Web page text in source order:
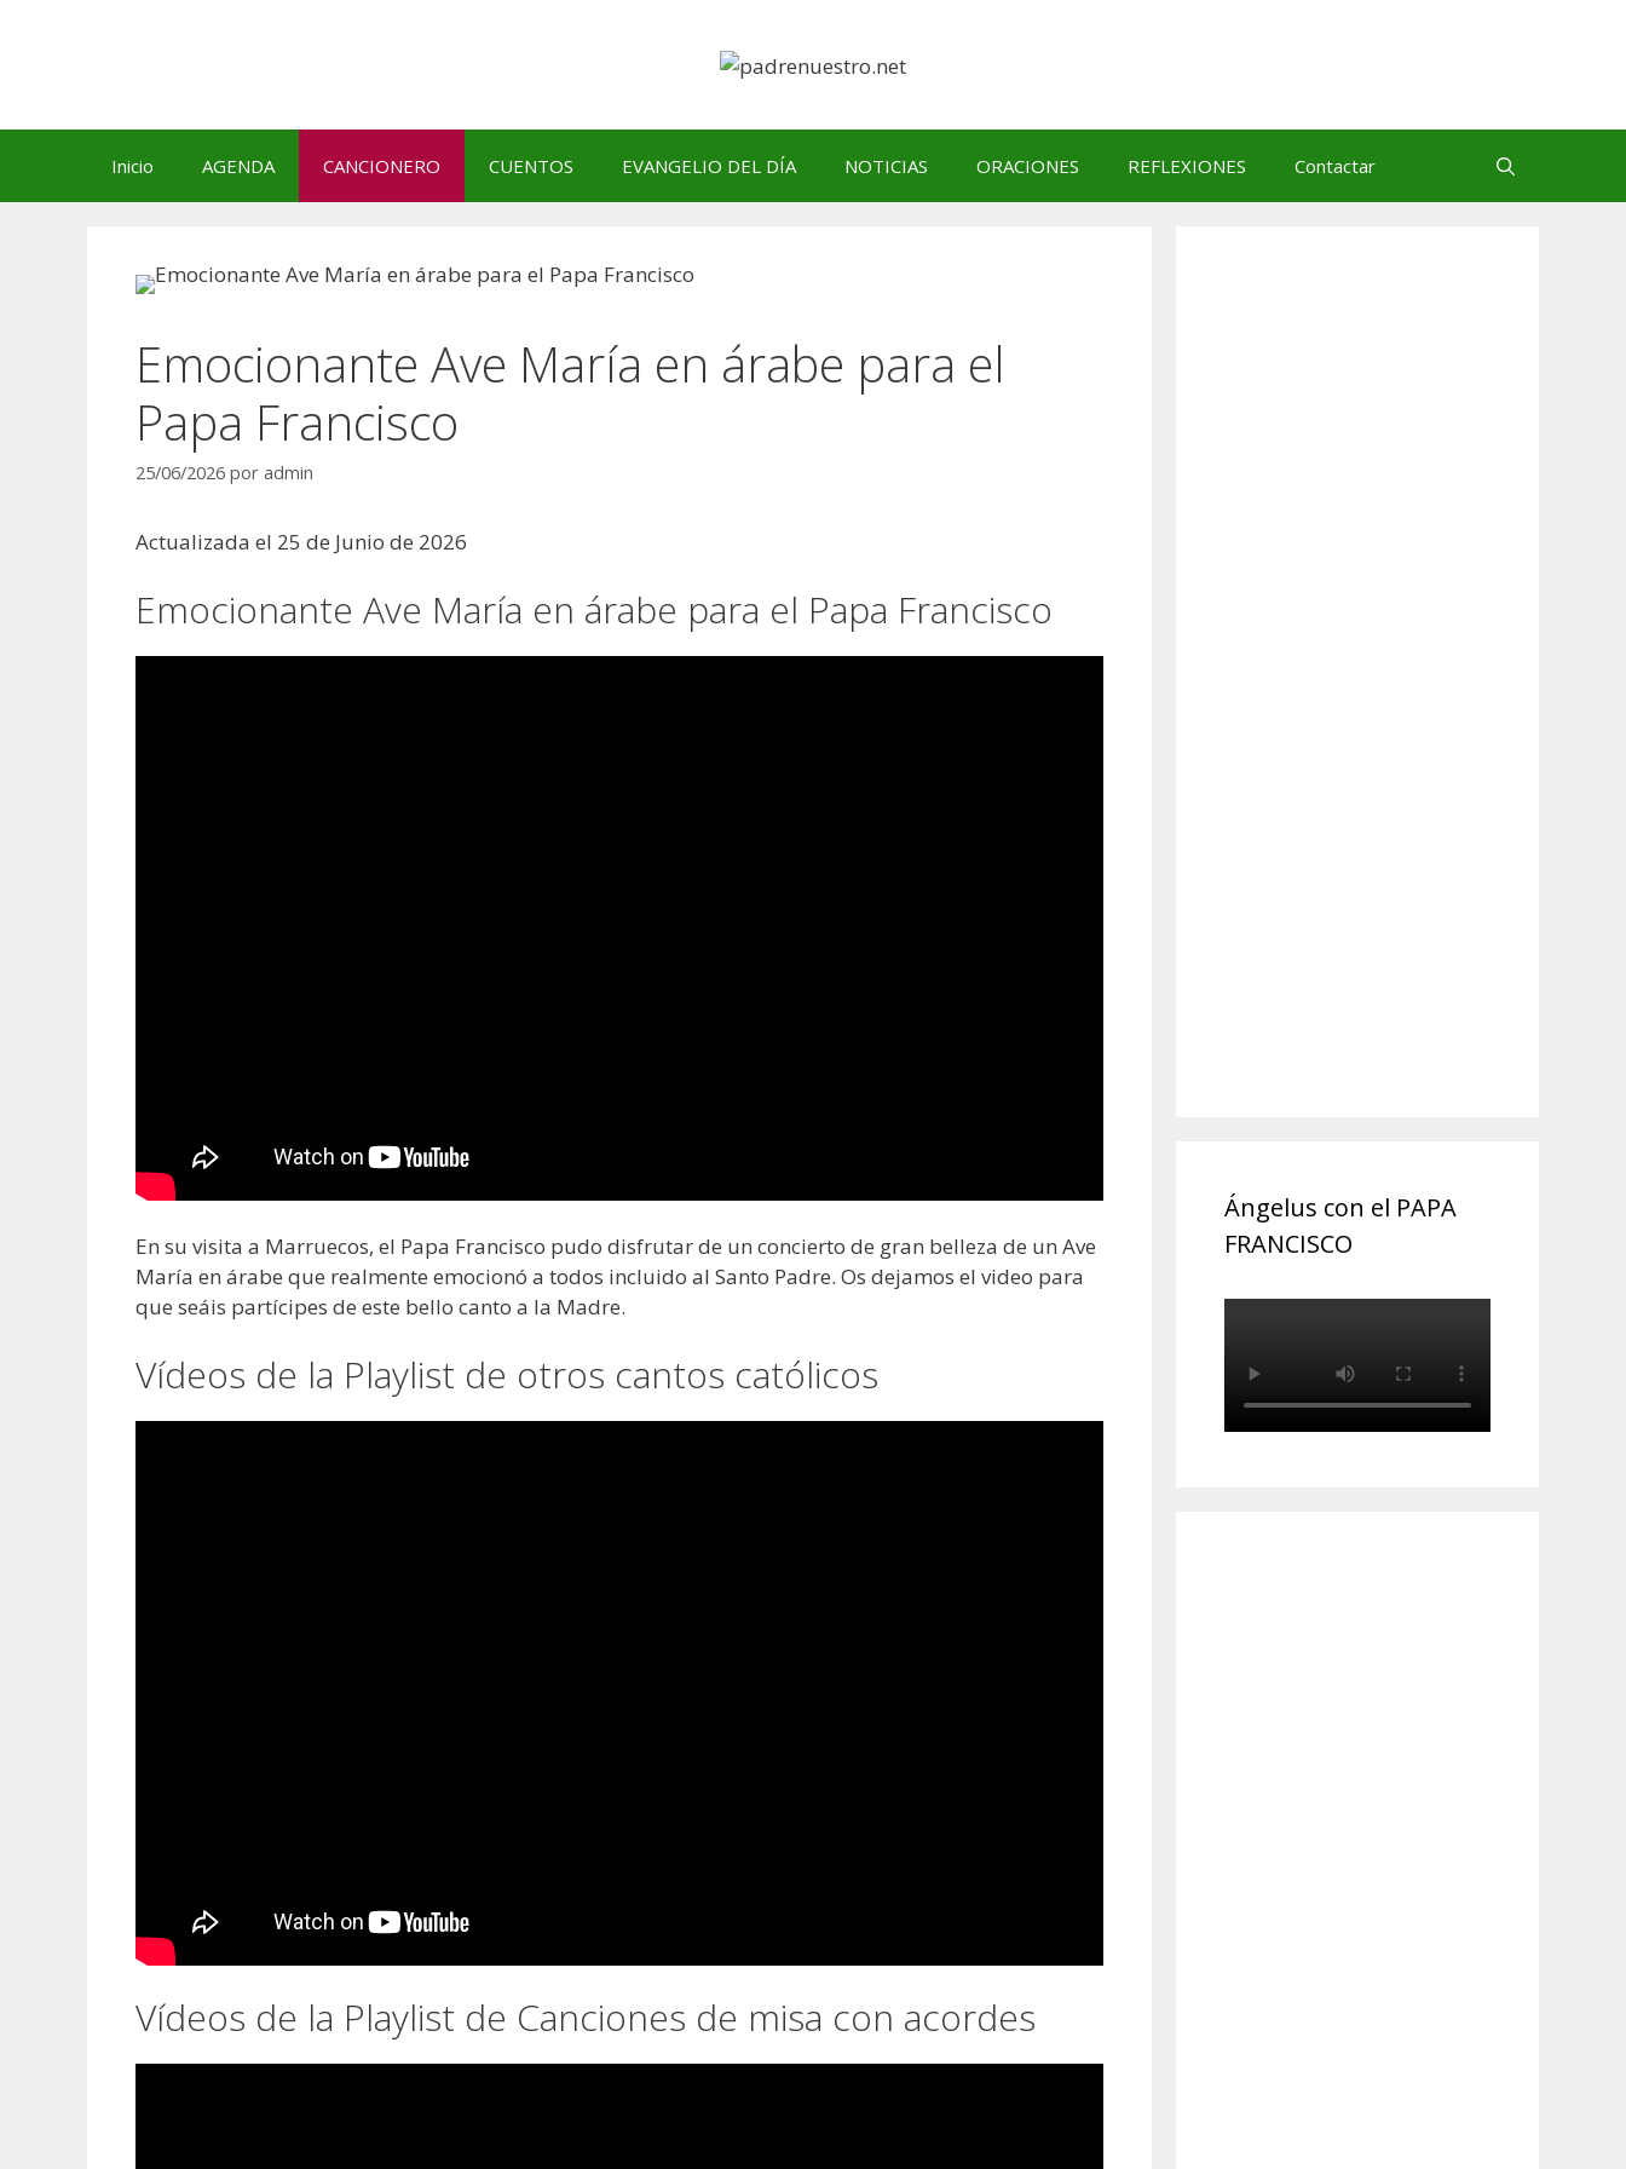
Inicio AGENDA CANCIONERO CUENTOS EVANGELIO DEL DÍA NOTICIAS ORACIONES REFLEXIONES Contactar
Emocionante Ave María en árabe para el
Papa Francisco
25/06/2026 por admin
Actualizada el 25 de Junio de 2026
Emocionante Ave María en árabe para el Papa Francisco
En su visita a Marruecos, el Papa Francisco pudo disfrutar de un concierto de gran belleza de un Ave
María en árabe que realmente emocionó a todos incluido al Santo Padre. Os dejamos el video para
que seáis partícipes de este bello canto a la Madre.
Vídeos de la Playlist de otros cantos católicos
Vídeos de la Playlist de Canciones de misa con acordes
Ángelus con el PAPA
FRANCISCO